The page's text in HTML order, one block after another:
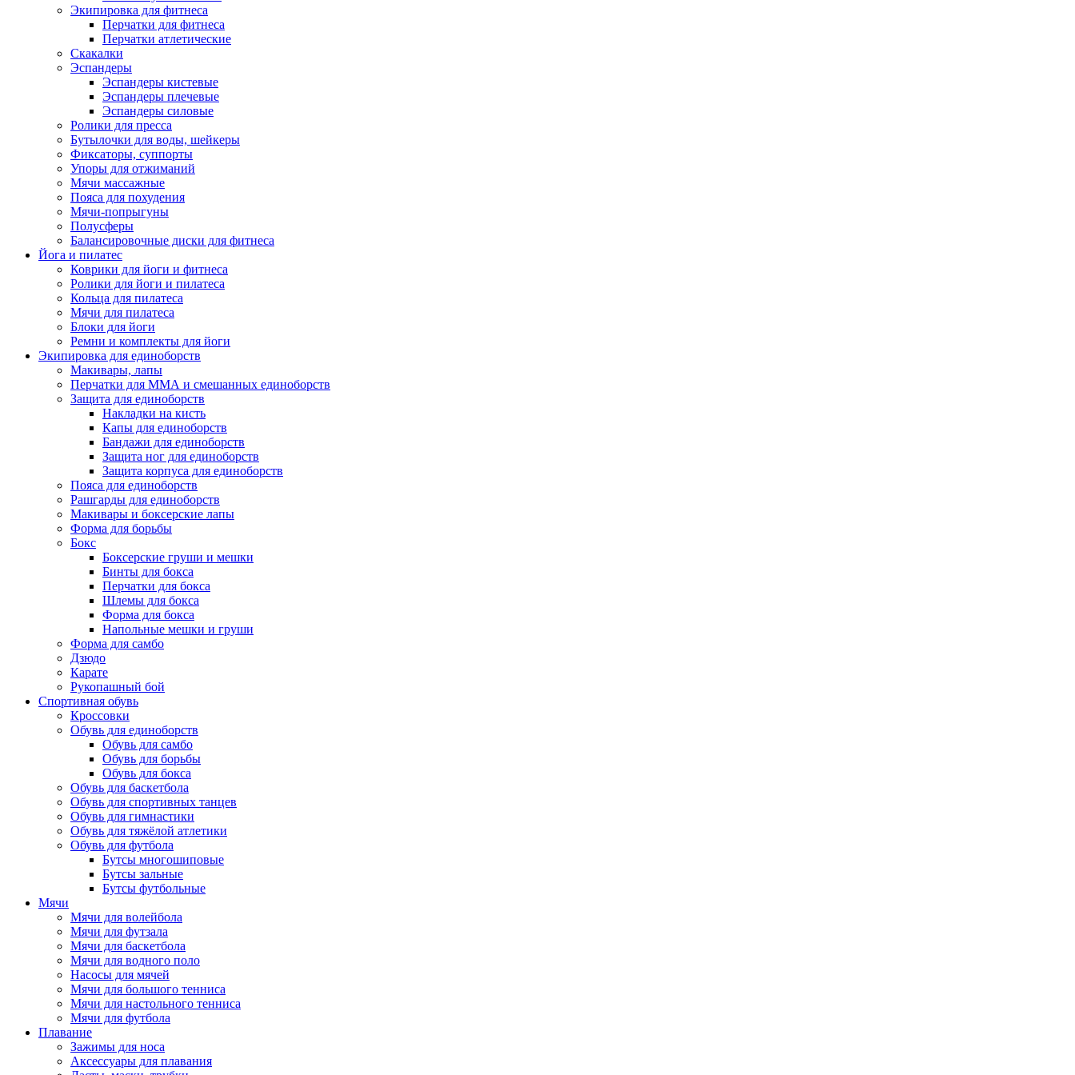
Экипировка для фитнеса
Перчатки для фитнеса
Перчатки атлетические
Скакалки
Эспандеры
Эспандеры кистевые
Эспандеры плечевые
Эспандеры силовые
Ролики для пресса
Бутылочки для воды, шейкеры
Фиксаторы, суппорты
Упоры для отжиманий
Мячи массажные
Пояса для похудения
Мячи-попрыгуны
Полусферы
Балансировочные диски для фитнеса
Йога и пилатес
Коврики для йоги и фитнеса
Ролики для йоги и пилатеса
Кольца для пилатеса
Мячи для пилатеса
Блоки для йоги
Ремни и комплекты для йоги
Экипировка для единоборств
Макивары, лапы
Перчатки для ММА и смешанных единоборств
Защита для единоборств
Накладки на кисть
Капы для единоборств
Бандажи для единоборств
Защита ног для единоборств
Защита корпуса для единоборств
Пояса для единоборств
Рашгарды для единоборств
Макивары и боксерские лапы
Форма для борьбы
Бокс
Боксерские груши и мешки
Бинты для бокса
Перчатки для бокса
Шлемы для бокса
Форма для бокса
Напольные мешки и груши
Форма для самбо
Дзюдо
Карате
Рукопашный бой
Спортивная обувь
Кроссовки
Обувь для единоборств
Обувь для самбо
Обувь для борьбы
Обувь для бокса
Обувь для баскетбола
Обувь для спортивных танцев
Обувь для гимнастики
Обувь для тяжёлой атлетики
Обувь для футбола
Бутсы многошиповые
Бутсы зальные
Бутсы футбольные
Мячи
Мячи для волейбола
Мячи для футзала
Мячи для баскетбола
Мячи для водного поло
Насосы для мячей
Мячи для большого тенниса
Мячи для настольного тенниса
Мячи для футбола
Плавание
Зажимы для носа
Аксессуары для плавания